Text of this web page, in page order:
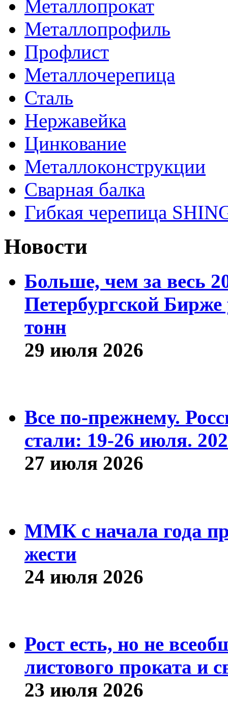
Металлопрокат
Металлопрофиль
Профлист
Металлочерепица
Сталь
Нержавейка
Цинкование
Металлоконструкции
Сварная балка
Гибкая черепица
Новости
Больше, чем за весь
Петербургской
тонн
29 июля 2026
Все по-прежнему.
стали: 19-26 июля.
27 июля 2026
ММК с начала года
жести
24 июля 2026
Рост есть, но не
листового проката и
23 июля 2026